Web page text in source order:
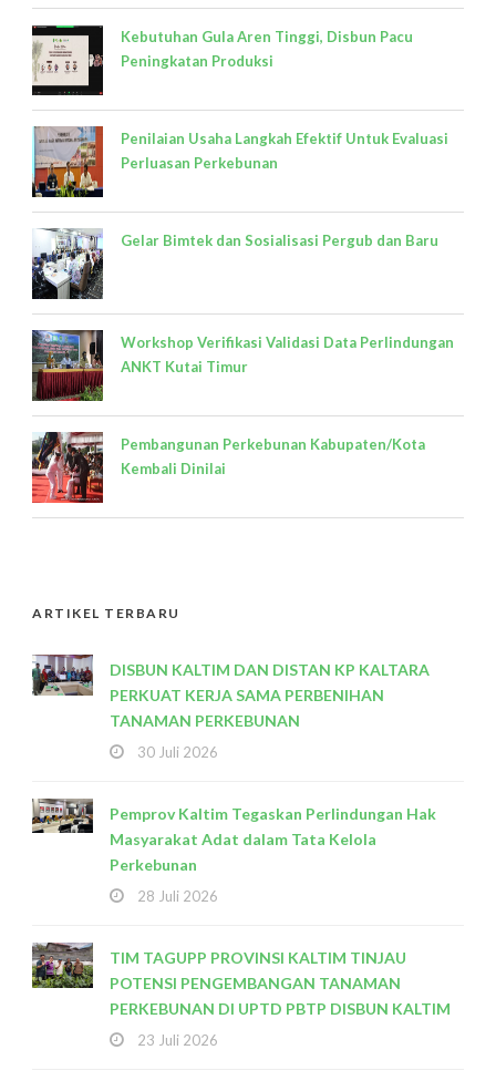
Kebutuhan Gula Aren Tinggi, Disbun Pacu
Peningkatan Produksi
Penilaian Usaha Langkah Efektif Untuk Evaluasi
Perluasan Perkebunan
Gelar Bimtek dan Sosialisasi Pergub dan Baru
Workshop Verifikasi Validasi Data Perlindungan
ANKT Kutai Timur
Pembangunan Perkebunan Kabupaten/Kota
Kembali Dinilai
ARTIKEL TERBARU
DISBUN KALTIM DAN DISTAN KP KALTARA
PERKUAT KERJA SAMA PERBENIHAN
TANAMAN PERKEBUNAN
30 Juli 2026
Pemprov Kaltim Tegaskan Perlindungan Hak
Masyarakat Adat dalam Tata Kelola
Perkebunan
28 Juli 2026
TIM TAGUPP PROVINSI KALTIM TINJAU
POTENSI PENGEMBANGAN TANAMAN
PERKEBUNAN DI UPTD PBTP DISBUN KALTIM
23 Juli 2026